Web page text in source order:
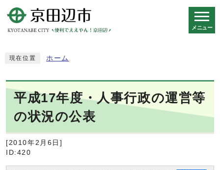
メニュー
現在位置 ホーム
平成17年度・人事行政の運営等
の状況の公表
[2010年2月6日]
ID:420